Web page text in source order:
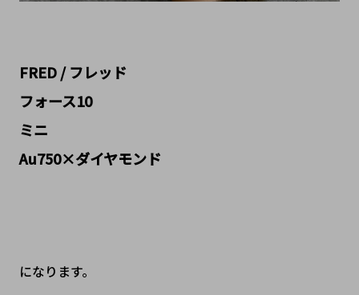
FRED / フレッド
フォース10
ミニ
Au750×ダイヤモンド
になります。